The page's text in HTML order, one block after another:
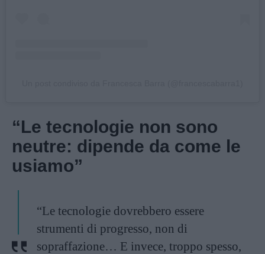
“Le tecnologie non sono
neutre: dipende da come le
usiamo”
“Le tecnologie dovrebbero essere
strumenti di progresso, non di
sopraffazione… E invece, troppo spesso,